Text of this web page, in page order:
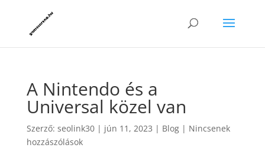
A Nintendo és a
Universal közel van
Szerző: seolink30| jún 11, 2023 | Blog| Nincsenek
hozzászólások